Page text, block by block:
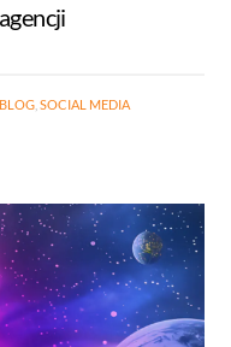
BLOG, SOCIAL MEDIA